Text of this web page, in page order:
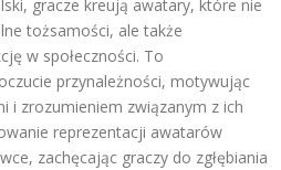
gracze kreują awatary, które nie
tożsamości, ale także
w społeczności. To
przynależności, motywując
i zrozumieniem związanym z ich
reprezentacji awatarów
zachęcając graczy do zgłębiania